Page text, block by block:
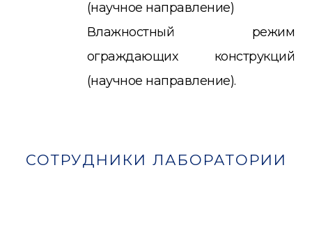
(научное направление)
Влажностный режим
ограждающих конструкций
(научное направление).
СОТРУДНИКИ ЛАБОРАТОРИИ